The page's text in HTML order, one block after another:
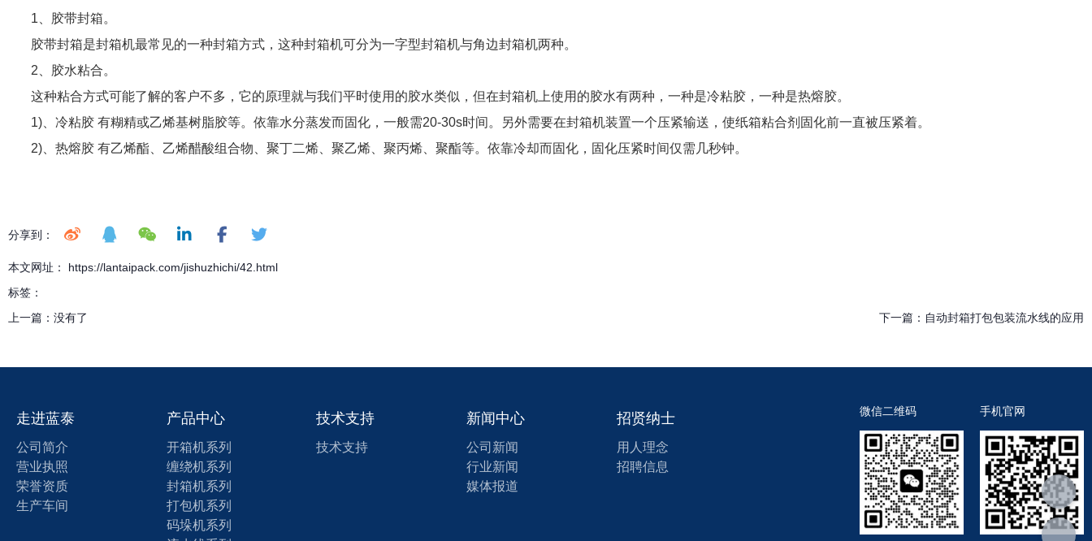
1、胶带封箱。
胶带封箱是封箱机最常见的一种封箱方式，这种封箱机可分为一字型封箱机与角边封箱机两种。
2、胶水粘合。
这种粘合方式可能了解的客户不多，它的原理就与我们平时使用的胶水类似，但在封箱机上使用的胶水有两种，一种是冷粘胶，一种是热熔胶。
1)、冷粘胶 有糊精或乙烯基树脂胶等。依靠水分蒸发而固化，一般需20-30s时间。另外需要在封箱机装置一个压紧输送，使纸箱粘合剂固化前一直被压紧着。
2)、热熔胶 有乙烯酯、乙烯醋酸组合物、聚丁二烯、聚乙烯、聚丙烯、聚酯等。依靠冷却而固化，固化压紧时间仅需几秒钟。
分享到：
本文网址： https://lantaipack.com/jishuzhichi/42.html
标签：
上一篇： 没有了 下一篇： 自动封箱打包包装流水线的应用
走进蓝泰
公司简介
营业执照
荣誉资质
生产车间
产品中心
开箱机系列
缠绕机系列
封箱机系列
打包机系列
码垛机系列
技术支持
技术支持
新闻中心
公司新闻
行业新闻
媒体报道
招贤纳士
用人理念
招聘信息
微信二维码 手机官网